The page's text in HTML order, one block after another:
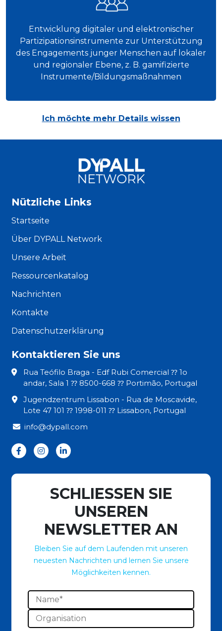
Entwicklung digitaler und elektronischer
Partizipationsinstrumente zur Unterstützung
des Engagements junger Menschen auf lokaler
und regionaler Ebene, z. B. gamifizierte
Instrumente/Bildungsmaßnahmen
Ich möchte mehr Details wissen
Nützliche Links
Startseite
Über DYPALL Network
Unsere Arbeit
Ressourcenkatalog
Nachrichten
Kontakte
Datenschutzerklärung
Kontaktieren Sie uns
Rua Teófilo Braga - Edf Rubi Comercial ⁇ 1o
andar, Sala 1 ⁇ 8500-668 ⁇ Portimão, Portugal
Jugendzentrum Lissabon - Rua de Moscavide,
Lote 47 101 ⁇ 1998-011 ⁇ Lissabon, Portugal
info@dypall.com
SCHLIESSEN SIE
UNSEREN
NEWSLETTER AN
Bleiben Sie auf dem Laufenden mit unseren
neuesten Nachrichten und lernen Sie unsere
Möglichkeiten kennen.